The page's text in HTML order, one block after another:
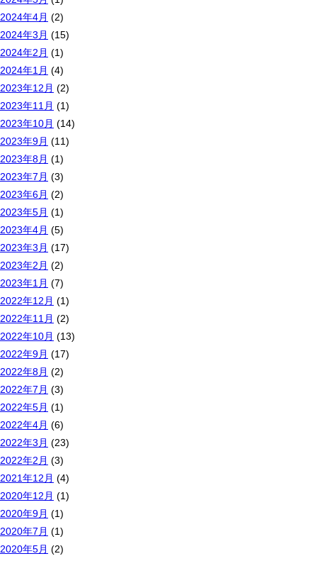
2024年4月 (2)
2024年3月 (15)
2024年2月 (1)
2024年1月 (4)
2023年12月 (2)
2023年11月 (1)
2023年10月 (14)
2023年9月 (11)
2023年8月 (1)
2023年7月 (3)
2023年6月 (2)
2023年5月 (1)
2023年4月 (5)
2023年3月 (17)
2023年2月 (2)
2023年1月 (7)
2022年12月 (1)
2022年11月 (2)
2022年10月 (13)
2022年9月 (17)
2022年8月 (2)
2022年7月 (3)
2022年5月 (1)
2022年4月 (6)
2022年3月 (23)
2022年2月 (3)
2021年12月 (4)
2020年12月 (1)
2020年9月 (1)
2020年7月 (1)
2020年5月 (2)